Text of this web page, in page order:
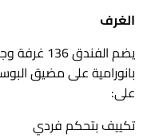
الغرف
يضم
بانورامية على مضيق
على:
تكييف بتحكم فردي